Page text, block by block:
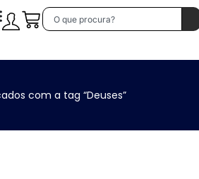
com a tag “Deuses”